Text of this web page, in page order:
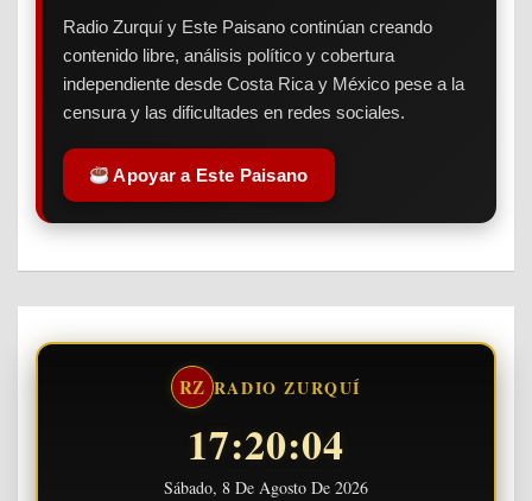
Radio Zurquí y Este Paisano continúan creando
contenido libre, análisis político y cobertura
independiente desde Costa Rica y México pese a la
censura y las dificultades en redes sociales.
Apoyar a Este Paisano
RZ RADIO ZURQUÍ
17:20:04
Sábado, 8 De Agosto De 2026